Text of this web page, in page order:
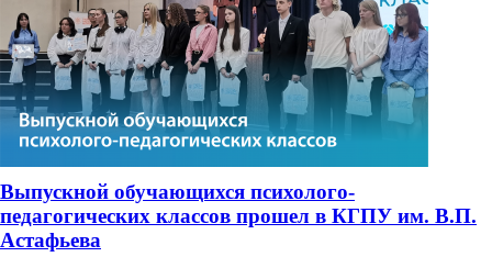
Выпускной обучающихся психолого-
педагогических классов прошел в КГПУ им. В.П.
Астафьева